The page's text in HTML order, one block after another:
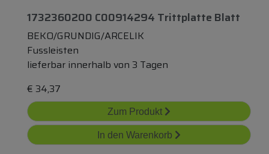
1732360200 C00914294 Trittplatte Blatt
BEKO/GRUNDIG/ARCELIK
Fussleisten
lieferbar innerhalb von 3 Tagen
€ 34,37
Zum Produkt
In den Warenkorb